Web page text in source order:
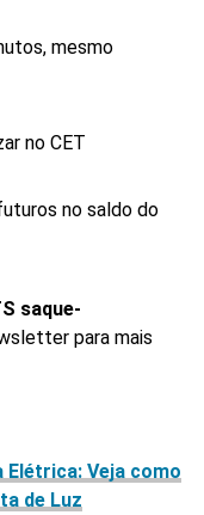
mesmo
no CET
no saldo do
saque-
para mais
Elétrica: Veja como
de Luz